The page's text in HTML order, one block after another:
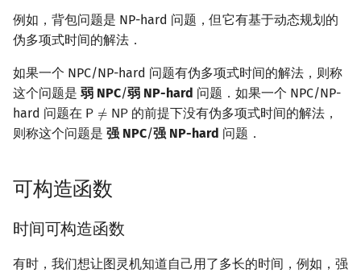
例如，背包问题是 NP-hard 问题，但它有基于动态规划的
伪多项式时间的解法．
如果一个 NPC/NP-hard 问题有伪多项式时间的解法，则称
这个问题是 弱 NPC/弱 NP-hard 问题．如果一个 NPC/NP-
hard 问题在 𝖯 ≠ 𝖭𝖯
P≠NP
的前提下没有伪多项式时间的解法，
则称这个问题是 强 NPC/强 NP-hard 问题．
可构造函数
时间可构造函数
有时，我们想让图灵机知道自己用了多长的时间，例如，强